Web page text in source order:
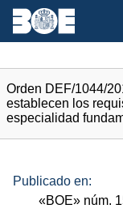
Orden DEF/1044/
establecen los
especialidad
Publicado en:
«BOE» núm.